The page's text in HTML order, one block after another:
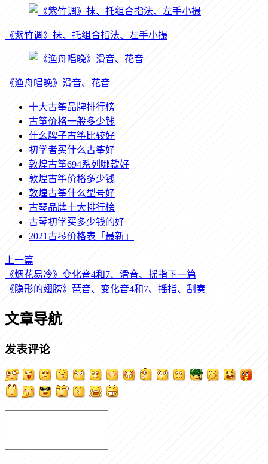
《紫竹调》抹、托组合指法、左手小撮
《渔舟唱晚》滑音、花音
十大古筝品牌排行榜
古筝价格一般多少钱
什么牌子古筝比较好
初学者买什么古筝好
敦煌古筝694系列哪款好
敦煌古筝价格多少钱
敦煌古筝什么型号好
古琴品牌十大排行榜
古琴初学买多少钱的好
2021古琴价格表「最新」
上一篇
《烟花易冷》变化音4和7、滑音、摇指下一篇
《隐形的翅膀》琶音、变化音4和7、摇指、刮奏
文章导航
发表评论